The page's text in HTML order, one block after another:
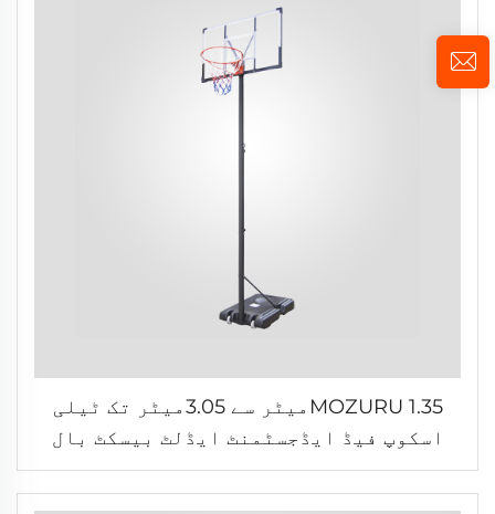
MOZURU 1.35میٹر سے 3.05میٹر تک ٹیلی
اسکوپ فیڈ ایڈجسٹمنٹ ایڈلٹ بیسکٹ بال
اسٹینڈ